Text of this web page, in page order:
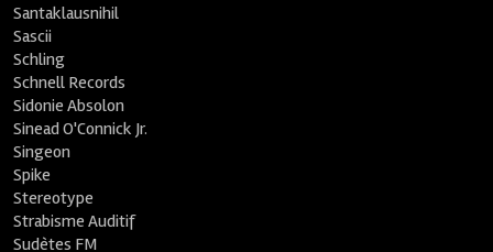
Santaklausnihil
Sascii
Schling
Schnell Records
Sidonie Absolon
Sinead O'Connick Jr.
Singeon
Spike
Stereotype
Strabisme Auditif
Sudètes FM